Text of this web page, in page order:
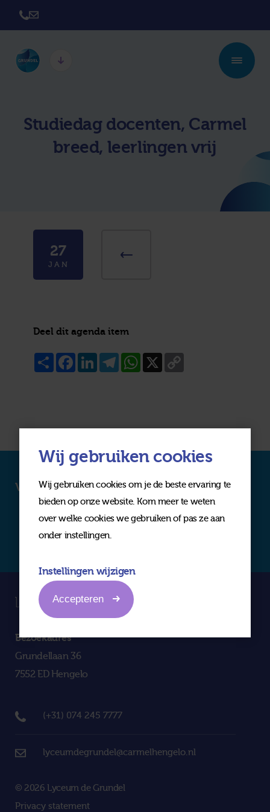
Twickel College
Delden
Avila College
Studiedag docenten, Carmel
breed, leerlingen vrij
27
JAN
Deel dit agenda item
Share FacebookLinkedInTelegramWhatsApp
Volg ons op social media
Bezoekadres
Grundellaan 36
7552 ED Hengelo
(+31) 074 245 7777
lyceumdegrundel@carmelhengelo.nl
© 2026 Lyceum de Grundel
Privacy statement
Wij gebruiken cookies
Wij gebruiken cookies om je de beste ervaring te
bieden op onze website. Kom meer te weten
over welke cookies we gebruiken of pas ze aan
onder instellingen.
Instellingen wijzigen
Accepteren